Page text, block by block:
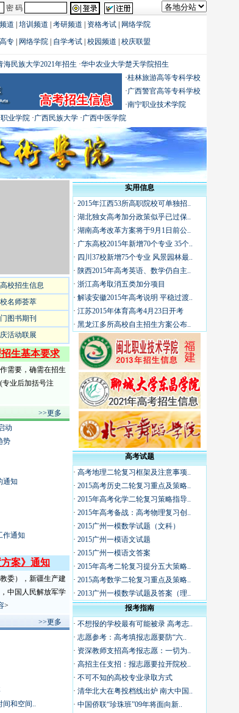
道 培训频道 考研频道 资格考试
网络学院
专 网络学院 自学考试 校园频道 校庆联盟
海民族大学2021年招生 ·华中农业大学楚天学院招生
·桂林旅游高等专科学校
·广西警官高等专科学校
·南宁职业技术学院
业学院 ·广西民族大学 ·广西中医学院
校招生信息
名师荟萃
图书期刊
活动联展
生基本要求
需要，确需在招生
业后加括号注
>>更多
动
势
通知
作通知
案》通知
委），新疆生产建
中国人民解放军学
>
>>更多
间和空间..
实用信息
· 2015年江西53所高职院校可单独招..
· 湖北独女高考加分政策似乎已过保..
· 湖南高考改革方案将于9月1日前公..
· 广东高校2015年新增70个专业 35个..
· 四川37校新增75个专业 风景园林最..
· 陕西2015年高考英语、数学仍自主..
· 浙江高考取消五类加分项目
· 解读安徽2015年高考说明 平稳过渡..
· 江苏2015年体育高考4月23日开考
· 黑龙江多所高校自主招生方案公布..
高考试题
· 高考地理二轮复习框架及注意事项..
· 2015高考历史二轮复习重点及策略..
· 2015年高考化学二轮复习策略指导..
· 2015年高考备战：高考物理复习创..
· 2015广州一模数学试题（文科）
· 2015广州一模语文试题
· 2015广州一模语文答案
· 2015年高考二轮复习提分五大策略..
· 2015高考数学二轮复习重点及策略..
· 2013广州一模数学试题及答案（理..
报考指南
· 不想报的学校最有可能被录 高考志..
· 志愿参考：高考填报志愿要防“六..
· 资深教师支招高考报志愿：一切为..
· 高招主任支招：报志愿要拉开院校..
· 不可不知的高校专业录取方式
· 清华北大在粤投档线出炉 南大中国..
· 中国侨联“珍珠班”09年将面向新..